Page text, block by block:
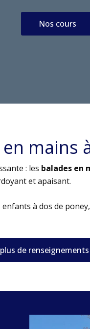
Nos cours
mains
: les balades en
et apaisant.
à dos de
de renseignements